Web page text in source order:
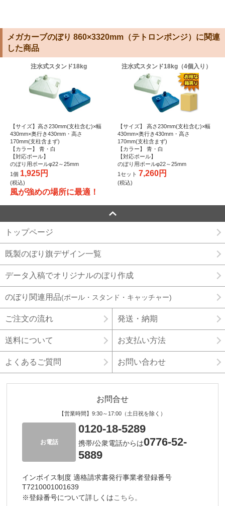
メガカーブのぼり 860×3320mm（テトロンポンジ）に関連
した商品
注水式スタンド18kg
【サイズ】高さ230mm(支柱含む)×幅
430mm×奥行き430mm・高さ
170mm(支柱含まず)
【カラー】 青・白
【対応ポール】
のぼり用ポールφ22～25mm
1個 1,925円
(税込)
風が強めの場所に最適！
注水式スタンド18kg（4個入り）
【サイズ】 高さ230mm(支柱含む)×幅
430mm×奥行き430mm・高さ
170mm(支柱含まず)
【カラー】 青・白
【対応ポール】
のぼり用ポールφ22～25mm
1セット 7,260円
(税込)
トップページ
既製のぼり旗デザイン一覧
データ入稿でオリジナルのぼり作成
のぼり関連用品(ポール・スタンド・キャッチャー)
ご注文の流れ 発送・納期
送料について お支払い方法
よくあるご質問 お問い合わせ
お問合せ
【営業時間】9:30～17:00（土日祝を除く）
お電話
0120-18-5289
携帯/公衆電話からは0776-52-
5889
インボイス制度 適格請求書発行事業者登録番号
T7210001001639
※登録番号について詳しくはこちら。